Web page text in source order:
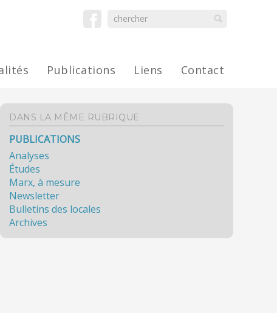
Publications Liens Contact
DANS LA MÊME RUBRIQUE
PUBLICATIONS
Analyses
Études
Marx, à mesure
Newsletter
Bulletins des locales
Archives